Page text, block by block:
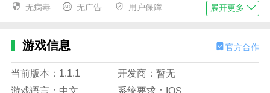
1。拥有精彩的游戏体验，努力提高您的进攻和轻松传
球。
2、很多武器装备只要你愿意开感，玩家都可以通过点
无病毒 无广告 用户保障 展开更多
游戏信息 官方合作
当前版本：1.1.1
开发商：暂无